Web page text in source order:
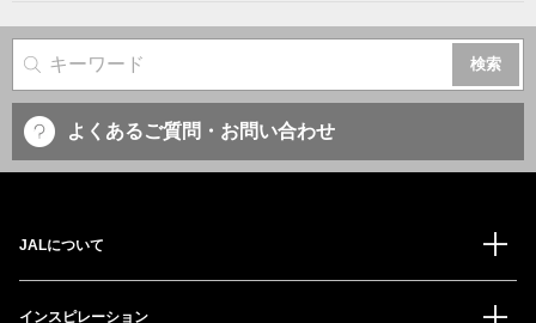
サイト内検索
よくあるご質問・お問い合わせ
JALについて
インスピレーション